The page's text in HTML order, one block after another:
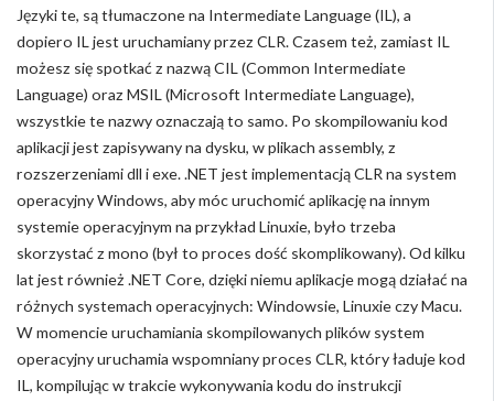
Języki te, są tłumaczone na Intermediate Language (IL), a
dopiero IL jest uruchamiany przez CLR. Czasem też, zamiast IL
możesz się spotkać z nazwą CIL (Common Intermediate
Language) oraz MSIL (Microsoft Intermediate Language),
wszystkie te nazwy oznaczają to samo. Po skompilowaniu kod
aplikacji jest zapisywany na dysku, w plikach assembly, z
rozszerzeniami dll i exe. .NET jest implementacją CLR na system
operacyjny Windows, aby móc uruchomić aplikację na innym
systemie operacyjnym na przykład Linuxie, było trzeba
skorzystać z mono (był to proces dość skomplikowany). Od kilku
lat jest również .NET Core, dzięki niemu aplikacje mogą działać na
różnych systemach operacyjnych: Windowsie, Linuxie czy Macu.
W momencie uruchamiania skompilowanych plików system
operacyjny uruchamia wspomniany proces CLR, który ładuje kod
IL, kompilując w trakcie wykonywania kodu do instrukcji